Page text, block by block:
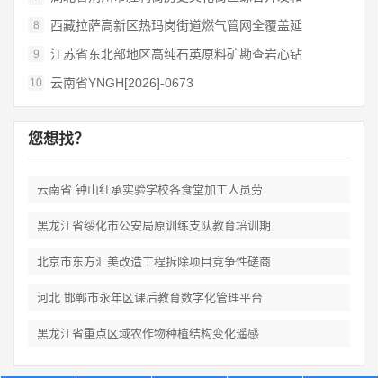
8 西藏拉萨高新区热玛岗街道燃气管网全覆盖延
9 江苏省东北部地区高纯石英原料矿勘查岩心钻
10 云南省YNGH[2026]-0673
您想找？
云南省 钟山红承实验学校各食堂加工人员劳
黑龙江省绥化市公安局原训练支队教育培训期
北京市东方汇美改造工程拆除项目竞争性磋商
河北 邯郸市永年区课后教育数字化管理平台
黑龙江省重点区域农作物种植结构变化遥感